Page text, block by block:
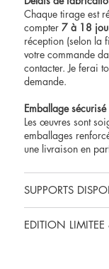
Chaque tirage est
compter7 à 18
réception (selon la
votre commande
contacter. Je ferai
demande.
Emballage sécurisé
Les œuvres sont
emballages
une livraison en
SUPPORTS
EDITION